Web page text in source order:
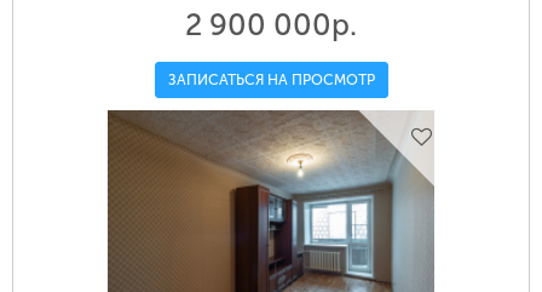
2 900 000р.
ЗАПИСАТЬСЯ НА ПРОСМОТР